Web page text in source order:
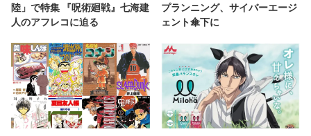
陸」で特集 『呪術廻戦』七海建
人のアフレコに迫る
プランニング、サイバーエージ
ェント傘下に